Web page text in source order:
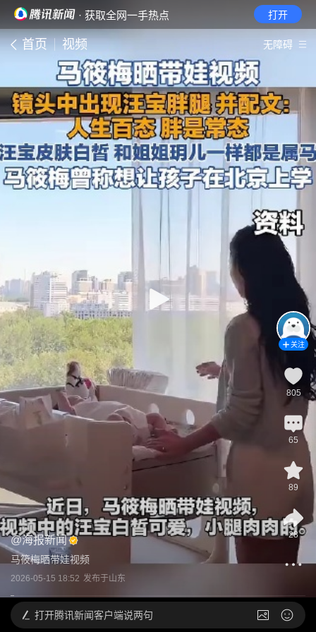
· 获取全网一手热点 打开
首页 视频 无障碍
@海报新闻
马筱梅晒带娃视频
2026-05-15 18:52 发布于山东
关注
805
65
89
28
打开腾讯新闻客户端说两句